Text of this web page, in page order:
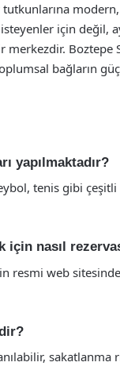
tutkunlarına
için değil,
Boztepe
bağların
yapılmaktadır?
tenis gibi
için nasıl
resmi web
sakatlanma